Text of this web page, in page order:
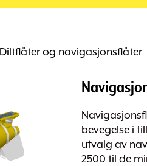
Diltflåter og navigasjonsflåter
bevegelse i
utvalg av
2500 til de